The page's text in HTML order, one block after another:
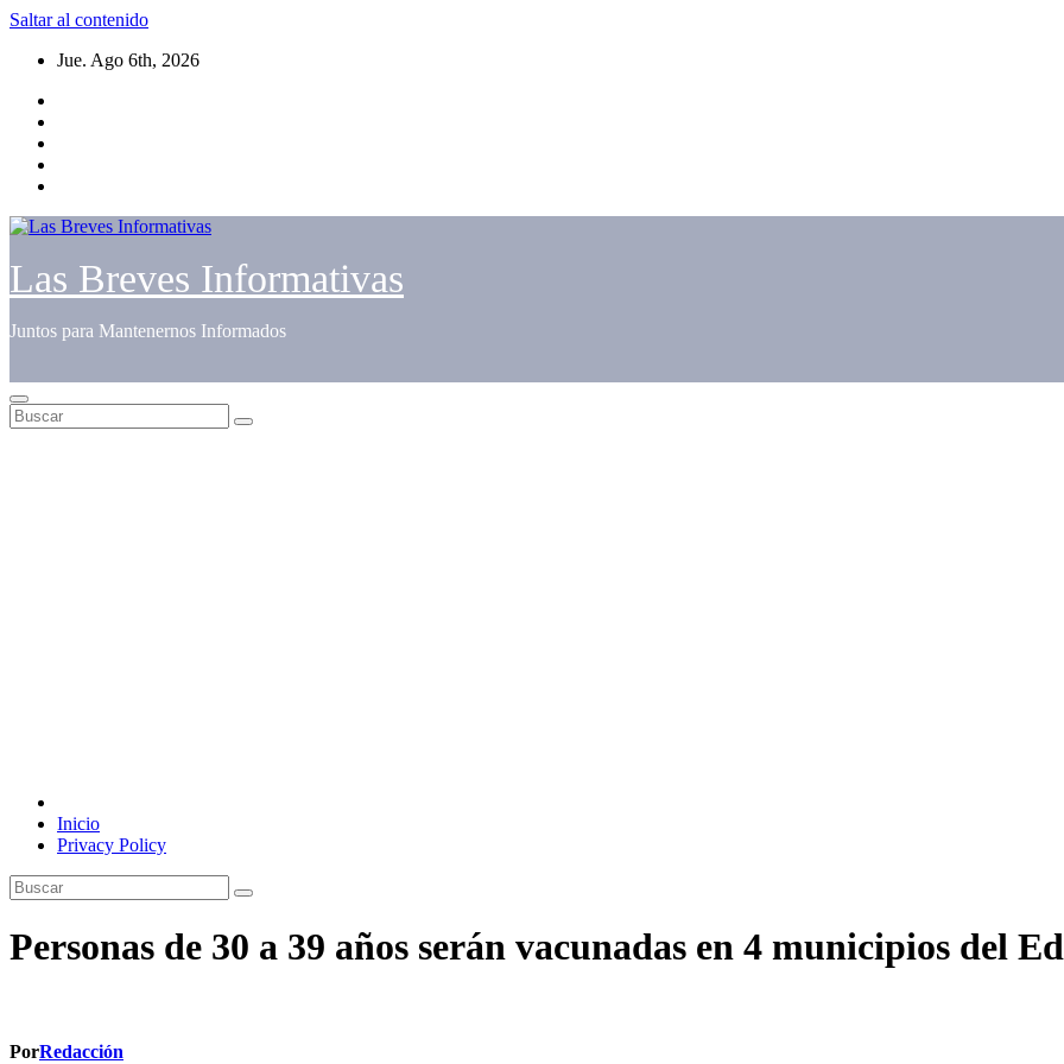
Saltar al contenido
Jue. Ago 6th, 2026
Las Breves Informativas
Juntos para Mantenernos Informados
Inicio
Privacy Policy
Personas de 30 a 39 años serán vacunadas en 4 municipios del
PorRedacción